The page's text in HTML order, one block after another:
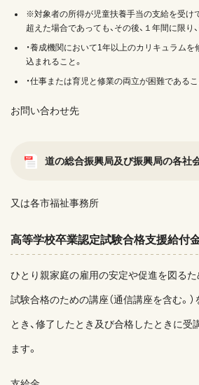
※対象者の所得が児童扶養手当の支給を受け
超えた場合であっても、その後、１年間に限り
・養成機関において1年以上のカリキュラムを
込まれること。
・仕事または育児と修業の両立が困難であるこ
お問い合わせ先
道の総合振興局及び振興局の各社
又は各市福祉事務所
高等学校卒業認定試験合格支援給付
ひとり親家庭の雇用の安定や促進を図るた
試験合格のための講座（通信講座を含む。
とき、修了したとき及び合格したときに受
ます。